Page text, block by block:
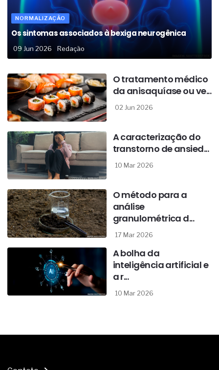
NORMALIZAÇÃO
Os sintomas associados à bexiga neurogênica
09 Jun 2026 Redação
O tratamento médico
da anisaquíase ou ve...
02 Jun 2026
A caracterização do
transtorno de ansied...
10 Mar 2026
O método para a
análise
granulométrica d...
17 Mar 2026
A bolha da
inteligência artificial e
a r...
10 Mar 2026